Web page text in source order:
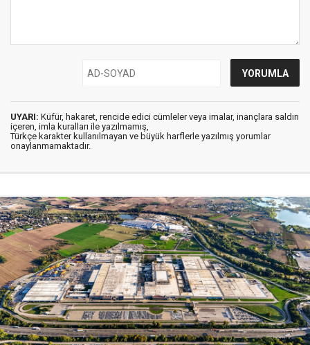
UYARI: Küfür, hakaret, rencide edici cümleler veya imalar, inançlara saldırı
içeren, imla kuralları ile yazılmamış,
Türkçe karakter kullanılmayan ve büyük harflerle yazılmış yorumlar
onaylanmamaktadır.